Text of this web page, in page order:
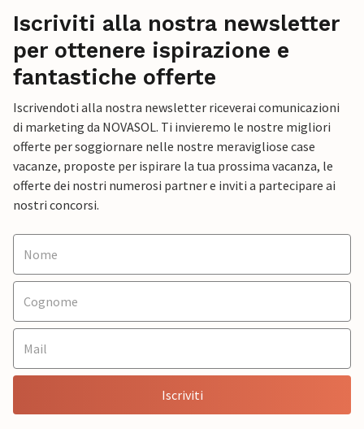
Iscriviti alla nostra newsletter
per ottenere ispirazione e
fantastiche offerte
Iscrivendoti alla nostra newsletter riceverai comunicazioni
di marketing da NOVASOL. Ti invieremo le nostre migliori
offerte per soggiornare nelle nostre meravigliose case
vacanze, proposte per ispirare la tua prossima vacanza, le
offerte dei nostri numerosi partner e inviti a partecipare ai
nostri concorsi.
Iscriviti